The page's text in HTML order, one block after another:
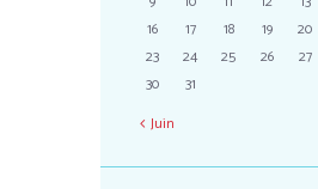
16
17 18 19 20
23
24 25 26 27
30
31
Juin